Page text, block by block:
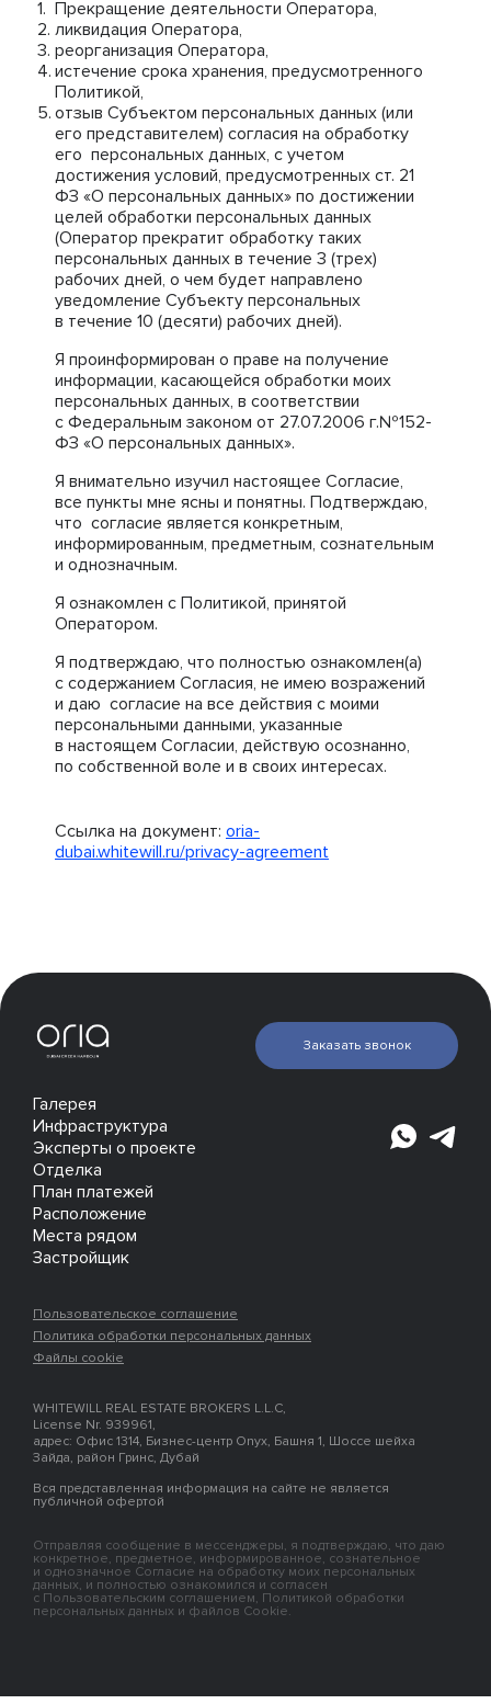
Прекращение деятельности Оператора,
ликвидация Оператора,
реорганизация Оператора,
истечение срока хранения, предусмотренного
Политикой,
отзыв Субъектом персональных данных (или
его представителем) согласия на обработку
его персональных данных, с учетом
достижения условий, предусмотренных ст. 21
ФЗ «О персональных данных» по достижении
целей обработки персональных данных
(Оператор прекратит обработку таких
персональных данных в течение 3 (трех)
рабочих дней, о чем будет направлено
уведомление Субъекту персональных
в течение 10 (десяти) рабочих дней).
Я проинформирован о праве на получение
информации, касающейся обработки моих
персональных данных, в соответствии
с Федеральным законом от 27.07.2006 г.№152-
ФЗ «О персональных данных».
Я внимательно изучил настоящее Согласие,
все пункты мне ясны и понятны. Подтверждаю,
что согласие является конкретным,
информированным, предметным, сознательным
и однозначным.
Я ознакомлен с Политикой, принятой
Оператором.
Я подтверждаю, что полностью ознакомлен(а)
с содержанием Согласия, не имею возражений
и даю согласие на все действия с моими
персональными данными, указанные
в настоящем Согласии, действую осознанно,
по собственной воле и в своих интересах.
Ссылка на документ: oria-
dubai.whitewill.ru/privacy-agreement
Галерея
Инфраструктура
Эксперты о проекте
Отделка
План платежей
Расположение
Места рядом
Застройщик
Заказать звонок
Пользовательское соглашение
Политика обработки персональных данных
Файлы cookie
WHITEWILL REAL ESTATE BROKERS L.L.C,
License Nr. 939961,
адрес: Офис 1314, Бизнес-центр Onyx, Башня 1, Шоссе шейха
Зайда, район Гринс, Дубай
Вся представленная информация на сайте не является
публичной офертой
Отправляя сообщение в мессенджеры, я подтверждаю, что даю
конкретное, предметное, информированное, сознательное
и однозначное Согласие на обработку моих персональных
данных, и полностью ознакомился и согласен
с Пользовательским соглашением, Политикой обработки
персональных данных и файлов Cookie.